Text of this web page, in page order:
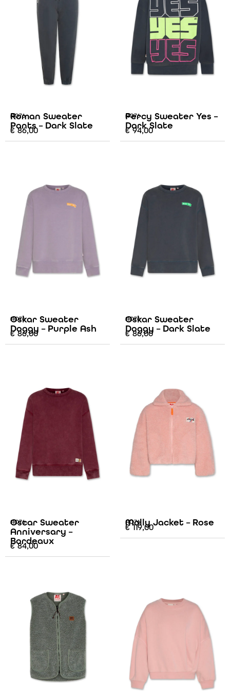
AO76
Roman Sweater
Pants – Dark Slate
€86,00
AO76
Percy Sweater Yes –
Dark Slate
€94,00
AO76
Oskar Sweater
Doggy – Purple Ash
€86,00
AO76
Oskar Sweater
Doggy – Dark Slate
€86,00
AO76
Oscar Sweater
Anniversary –
Bordeaux
€84,00
AO76
Molly Jacket – Rose
€119,00